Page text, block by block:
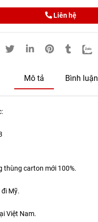
Liên hệ
Mô tả Bình luận
thùng carton mới 100%.
Mỹ.
Việt Nam.